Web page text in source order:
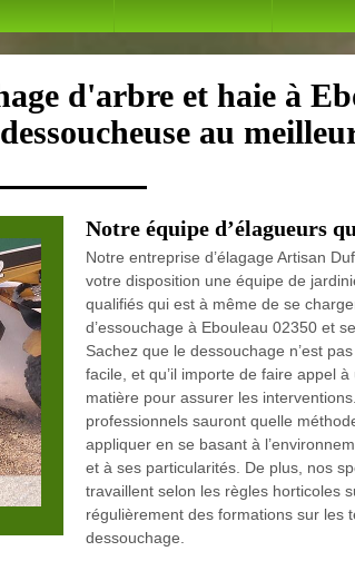
d'arbre et haie à
au
Notre équipe d’élagueurs
Notre entreprise d’élagage Artisan
votre disposition une équipe de
qualifiés qui est à même de se
d’essouchage à Ebouleau 02350 et
Sachez que le dessouchage n’est
facile, et qu’il importe de faire appel
matière pour assurer les
professionnels sauront quelle
appliquer en se basant à
et à ses particularités. De plus, nos
travaillent selon les règles horticoles
régulièrement des formations sur les
dessouchage.